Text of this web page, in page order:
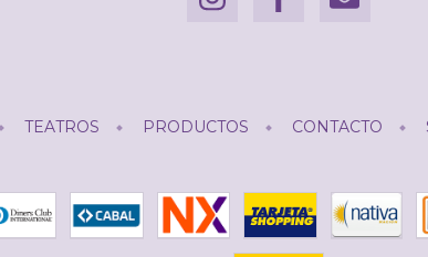
TEATROS PRODUCTOS CONTACTO